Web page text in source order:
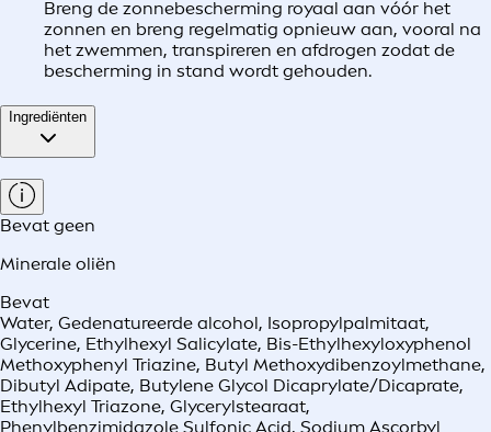
Breng de zonnebescherming royaal aan vóór het
zonnen en breng regelmatig opnieuw aan, vooral na
het zwemmen, transpireren en afdrogen zodat de
bescherming in stand wordt gehouden.
Ingrediënten
Bevat geen
Minerale oliën
Bevat
Water, Gedenatureerde alcohol, Isopropylpalmitaat,
Glycerine, Ethylhexyl Salicylate, Bis-Ethylhexyloxyphenol
Methoxyphenyl Triazine, Butyl Methoxydibenzoylmethane,
Dibutyl Adipate, Butylene Glycol Dicaprylate/Dicaprate,
Ethylhexyl Triazone, Glycerylstearaat,
Phenylbenzimidazole Sulfonic Acid, Sodium Ascorbyl